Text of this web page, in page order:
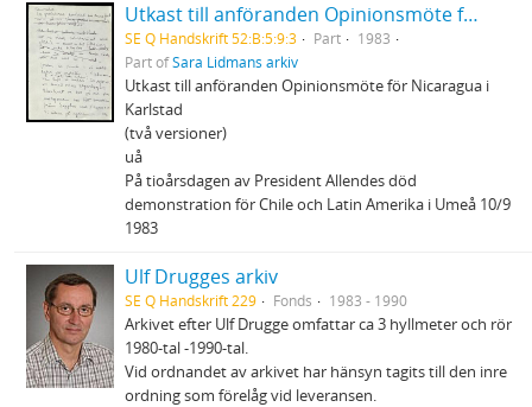
Utkast till anföranden Opinionsmöte för Nicaragua i Karlstad m.m.
SE Q Handskrift 52:B:5:9:3 Part
1983
Part ofSara Lidmans arkiv
Utkast till anföranden Opinionsmöte för Nicaragua i
Karlstad
(två versioner)
uå
På tioårsdagen av President Allendes död
demonstration för Chile och Latin Amerika i Umeå 10/9
1983
Ulf Drugges arkiv
SE Q Handskrift 229 Fonds 1983 - 1990
Arkivet efter Ulf Drugge omfattar ca 3 hyllmeter och rör
1980-tal -1990-tal.
Vid ordnandet av arkivet har hänsyn tagits till den inre
ordning som förelåg vid leveransen.